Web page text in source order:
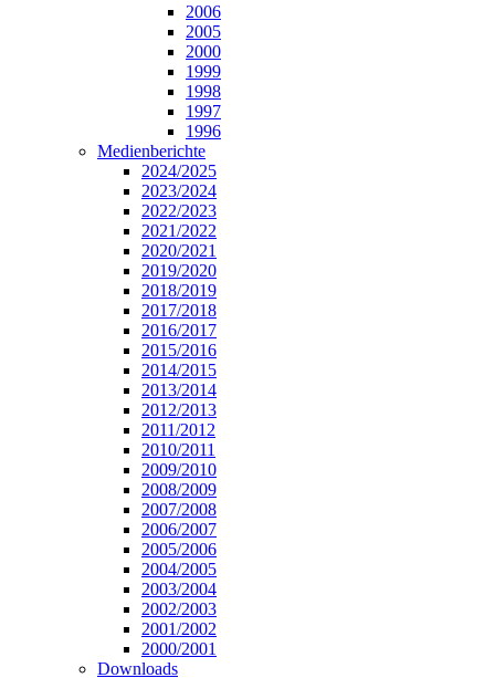
2006
2005
2000
1999
1998
1997
1996
Medienberichte
2024/2025
2023/2024
2022/2023
2021/2022
2020/2021
2019/2020
2018/2019
2017/2018
2016/2017
2015/2016
2014/2015
2013/2014
2012/2013
2011/2012
2010/2011
2009/2010
2008/2009
2007/2008
2006/2007
2005/2006
2004/2005
2003/2004
2002/2003
2001/2002
2000/2001
Downloads